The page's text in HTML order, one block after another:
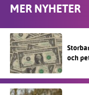
MER NYHETER
och